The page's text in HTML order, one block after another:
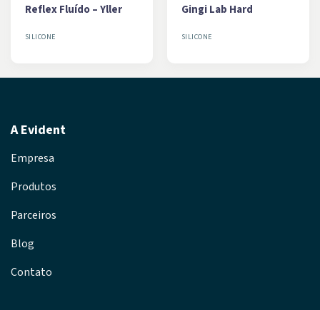
SILICONE
Reflex Fluído – Yller
SILICONE
Gingi Lab Hard
A Evident
Empresa
Produtos
Parceiros
Blog
Contato